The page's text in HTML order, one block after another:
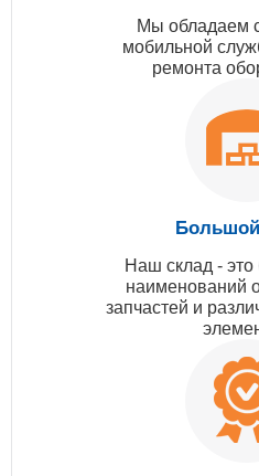
Мы обладаем
мобильной
ремонта
Наш склад - это
наименований
запчастей и